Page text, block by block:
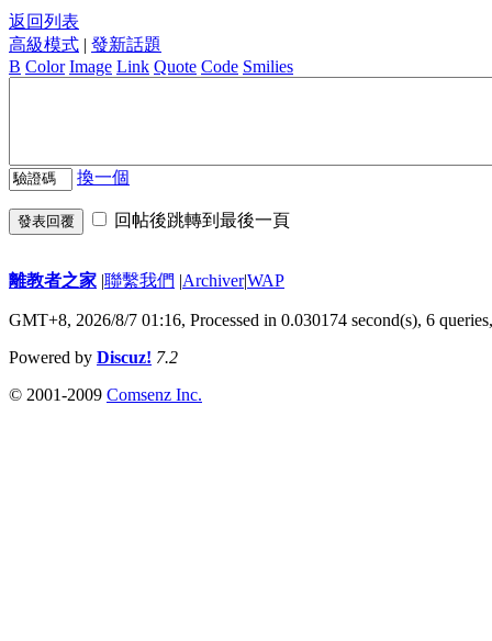
返回列表
高級模式 | 發新話題
B Color Image Link Quote Code Smilies
換一個
發表回覆 回帖後跳轉到最後一頁
離教者之家 |聯繫我們 |Archiver|WAP
GMT+8, 2026/8/7 01:16, Processed in 0.030174 second(s), 6
Powered by Discuz! 7.2
© 2001-2009 Comsenz Inc.